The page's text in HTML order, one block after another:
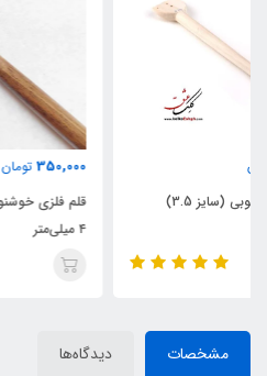
قلم فلزی خوشنویسی پارویی آرکان
مشخصات دیدگاه‌ها